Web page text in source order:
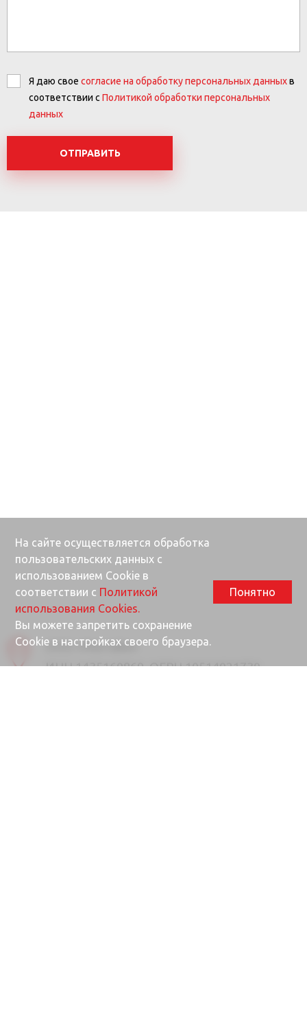
Я даю своесогласие на обработку персональных данныхв
соответствии сПолитикой обработки персональных
данных
ОТПРАВИТЬ
ООО «Ректайм»
ИНН 1435160869, ОГРН 10514021730
На сайте осуществляется обработка
пользовательских данных с
использованием Cookie в
соответствии с Политикой
использования Cookies.
Вы можете запретить сохранение
Cookie в настройках своего браузера.
Понятно